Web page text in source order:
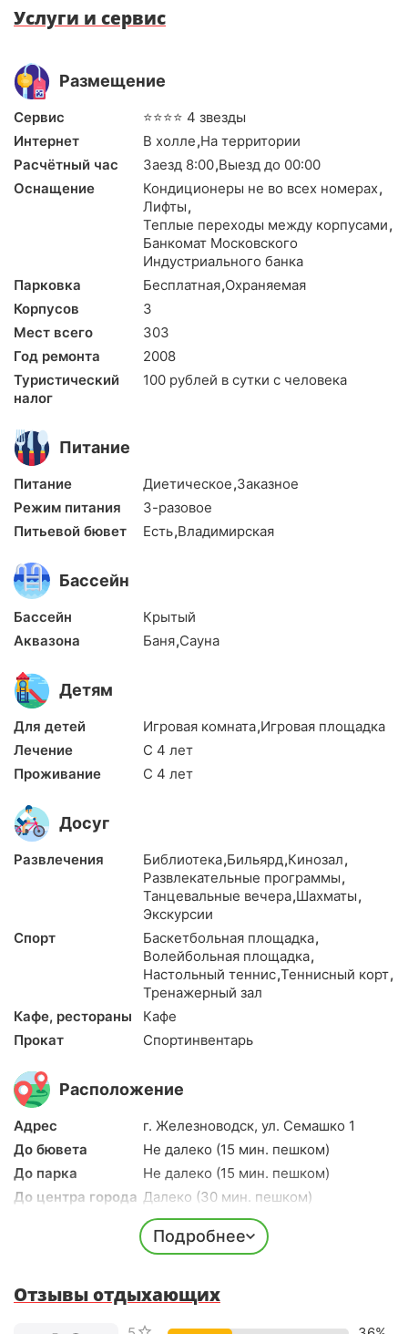
Услуги и сервис
Размещение
Сервис
⭐⭐⭐⭐ 4 звезды
Интернет
В холле,На территории
Расчётный час
Заезд 8:00,Выезд до 00:00
Оснащение
Кондиционеры не во всех номерах,
Лифты,
Теплые переходы между корпусами,
Банкомат Московского
Индустриального банка
Парковка
Бесплатная,Охраняемая
Корпусов
3
Мест всего
303
Год ремонта
2008
Туристический
налог
100 рублей в сутки с человека
Питание
Питание Диетическое,Заказное
Режим питания
3-разовое
Питьевой бювет
Есть,Владимирская
Бассейн
Бассейн
Крытый
Аквазона
Баня,Сауна
Детям
Для детей Игровая комната,Игровая площадка
Лечение
С 4 лет
Проживание
С 4 лет
Досуг
Развлечения Библиотека,Бильярд,Кинозал,
Развлекательные программы,
Танцевальные вечера,Шахматы,
Экскурсии
Спорт
Баскетбольная площадка,
Волейбольная площадка,
Настольный теннис,Теннисный корт,
Тренажерный зал
Кафе, рестораны
Кафе
Прокат
Спортинвентарь
Расположение
Адрес
г. Железноводск, ул. Семашко 1
До бювета
Не далеко (15 мин. пешком)
До парка
Не далеко (15 мин. пешком)
До центра города Далеко (30 мин. пешком)
5-10 мин. на авто
20 мин. на авто
Широта
44.1403
Подробнее
Отзывы отдыхающих